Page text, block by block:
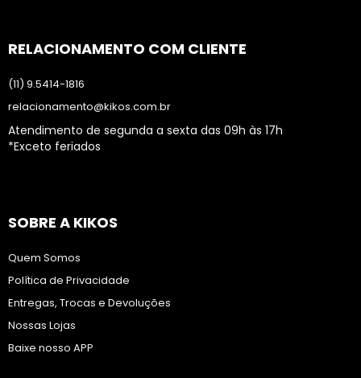
RELACIONAMENTO COM CLIENTE
(11) 9.5414-1816
relacionamento@kikos.com.br
Atendimento de segunda a sexta das 09h às 17h
*Exceto feriados
SOBRE A KIKOS
Quem Somos
Política de Privacidade
Entregas, Trocas e Devoluções
Nossas Lojas
Baixe nosso APP